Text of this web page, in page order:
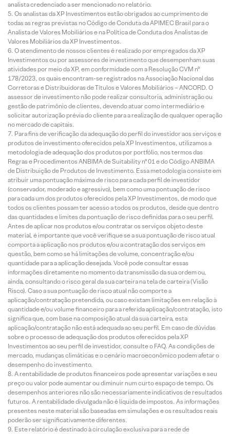
analista credenciado a ser mencionado no relatório.
Os analistas da XP Investimentos estão obrigados ao cumprimento de
todas as regras previstas no Código de Conduta da APIMEC Brasil para o
Analista de Valores Mobiliários e na Política de Conduta dos Analistas de
Valores Mobiliários da XP Investimentos.
O atendimento de nossos clientes é realizado por empregados da XP
Investimentos ou por assessores de investimento que desempenham suas
atividades por meio da XP, em conformidade com a Resolução CVM nº
178/2023, os quais encontram-se registrados na Associação Nacional das
Corretoras e Distribuidoras de Títulos e Valores Mobiliários – ANCORD. O
assessor de investimento não pode realizar consultoria, administração ou
gestão de patrimônio de clientes, devendo atuar como intermediário e
solicitar autorização prévia do cliente para a realização de qualquer operação
no mercado de capitais.
Para fins de verificação da adequação do perfil do investidor aos serviços e
produtos de investimento oferecidos pela XP Investimentos, utilizamos a
metodologia de adequação dos produtos por portfólio, nos termos das
Regras e Procedimentos ANBIMA de Suitability nº 01 e do Código ANBIMA
de Distribuição de Produtos de Investimento. Essa metodologia consiste em
atribuir uma pontuação máxima de risco para cada perfil de investidor
(conservador, moderado e agressivo), bem como uma pontuação de risco
para cada um dos produtos oferecidos pela XP Investimentos, de modo que
todos os clientes possam ter acesso a todos os produtos, desde que dentro
das quantidades e limites da pontuação de risco definidas para o seu perfil.
Antes de aplicar nos produtos e/ou contratar os serviços objeto deste
material, é importante que você verifique se a sua pontuação de risco atual
comporta a aplicação nos produtos e/ou a contratação dos serviços em
questão, bem como se há limitações de volume, concentração e/ou
quantidade para a aplicação desejada. Você pode consultar essas
informações diretamente no momento da transmissão da sua ordem ou,
ainda, consultando o risco geral da sua carteira na tela de carteira (Visão
Risco). Caso a sua pontuação de risco atual não comporte a
aplicação/contratação pretendida, ou caso existam limitações em relação à
quantidade e/ou volume financeiro para a referida aplicação/contratação, isto
significa que, com base na composição atual da sua carteira, esta
aplicação/contratação não está adequada ao seu perfil. Em caso de dúvidas
sobre o processo de adequação dos produtos oferecidos pela XP
Investimentos ao seu perfil de investidor, consulte o FAQ. As condições de
mercado, mudanças climáticas e o cenário macroeconômico podem afetar o
desempenho do investimento.
A rentabilidade de produtos financeiros pode apresentar variações e seu
preço ou valor pode aumentar ou diminuir num curto espaço de tempo. Os
desempenhos anteriores não são necessariamente indicativos de resultados
futuros. A rentabilidade divulgada não é líquida de impostos. As informações
presentes neste material são baseadas em simulações e os resultados reais
poderão ser significativamente diferentes.
Este relatório é destinado à circulação exclusiva para a rede de